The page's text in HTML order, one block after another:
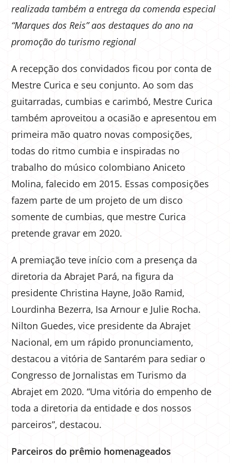
realizada também a entrega da comenda especial
“Marques dos Reis” aos destaques do ano na
promoção do turismo regional
A recepção dos convidados ficou por conta de
Mestre Curica e seu conjunto. Ao som das
guitarradas, cumbias e carimbó, Mestre Curica
também aproveitou a ocasião e apresentou em
primeira mão quatro novas composições,
todas do ritmo cumbia e inspiradas no
trabalho do músico colombiano Aniceto
Molina, falecido em 2015. Essas composições
fazem parte de um projeto de um disco
somente de cumbias, que mestre Curica
pretende gravar em 2020.
A premiação teve início com a presença da
diretoria da Abrajet Pará, na figura da
presidente Christina Hayne, João Ramid,
Lourdinha Bezerra, Isa Arnour e Julie Rocha.
Nilton Guedes, vice presidente da Abrajet
Nacional, em um rápido pronunciamento,
destacou a vitória de Santarém para sediar o
Congresso de Jornalistas em Turismo da
Abrajet em 2020. “Uma vitória do empenho de
toda a diretoria da entidade e dos nossos
parceiros”, destacou.
Parceiros do prêmio homenageados